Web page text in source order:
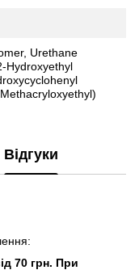
Urethane
Hydroxyethyl
Відгуки
70 грн. При